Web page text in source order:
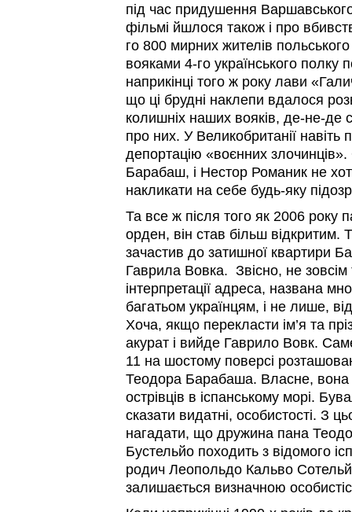
під час придушення
фільмі йшлося також і про
го 800 мирних жителів
вояками 4-го українського полку
наприкінці того ж року лави
що ці брудні наклепи вдалося
колишніх наших вояків, де-не-де
про них. У Великобританії
депортацію «воєнних
Барабаш, і Нестор Романик не
накликати на себе будь-яку
Та все ж після того як 2006 року
орден, він став більш відкритим.
зачастив до затишної квартири
Гаврила Вовка. Звісно, не зовсім
інтерпретації адреса, названа
багатьом українцям, і не лише,
Хоча, якщо перекласти ім’я та
акурат і вийде Гаврило Вовк.
11 на шостому поверсі
Теодора Барабаша. Власне, вона
острівців в іспанському морі.
сказати видатні, особистості. З
нагадати, що дружина пана
Бустельйо походить з відомого
родич Леопольдо Кальво
залишається визначною